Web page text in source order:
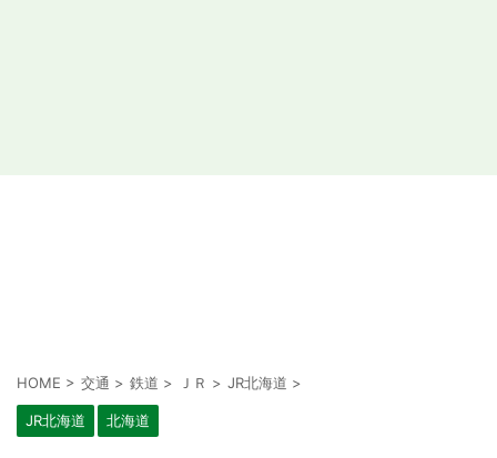
HOME > 交通 > 鉄道 > ＪＲ > JR北海道 >
JR北海道 北海道